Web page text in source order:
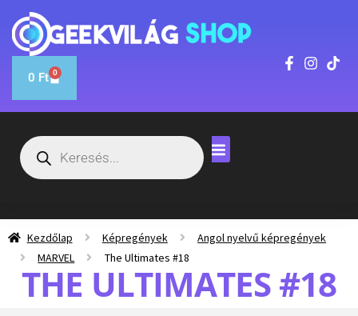
0 Ft 0
Kezdőlap Képregények
Angol nyelvű képregények
MARVEL
The Ultimates #18
THE ULTIMATES #18